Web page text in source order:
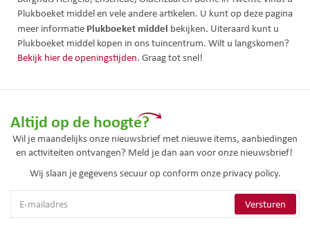
Plukboeket middel en vele andere artikelen. U kunt op deze pagina
meer informatie Plukboeket middel bekijken. Uiteraard kunt u
Plukboeket middel kopen in ons tuincentrum. Wilt u langskomen?
Bekijk hier de openingstijden. Graag tot snel!
Altijd op de hoogte?
Wil je maandelijks onze nieuwsbrief met nieuwe items, aanbiedingen
en activiteiten ontvangen? Meld je dan aan voor onze nieuwsbrief!
Wij slaan je gegevens secuur op conform onze privacy policy.